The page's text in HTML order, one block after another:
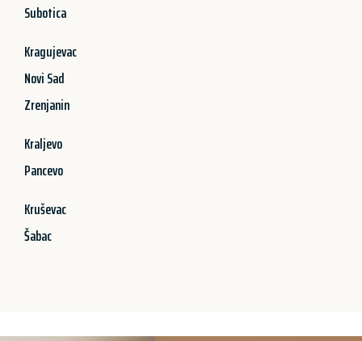
Subotica
Kragujevac
Novi Sad
Zrenjanin
Kraljevo
Pancevo
Kruševac
Šabac